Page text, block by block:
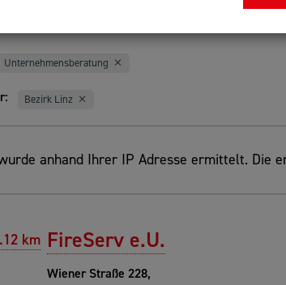
Unternehmensberatung
Bezirk Linz
anhand Ihrer IP Adresse ermittelt. Die
km FireServ e.U.
Wiener Straße 228,